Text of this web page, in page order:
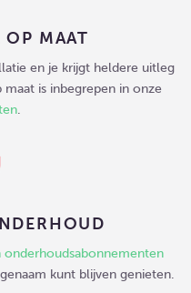
OP MAAT
en je krijgt heldere uitleg
is inbegrepen in onze
.
onderhoudsabonnementen
kunt blijven genieten.